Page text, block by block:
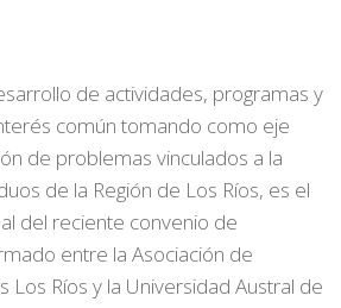
de actividades, programas y
común tomando como eje
de problemas vinculados a la
de la Región de Los Ríos, es el
del reciente convenio de
entre la Asociación de
Los Ríos y la Universidad Austral de